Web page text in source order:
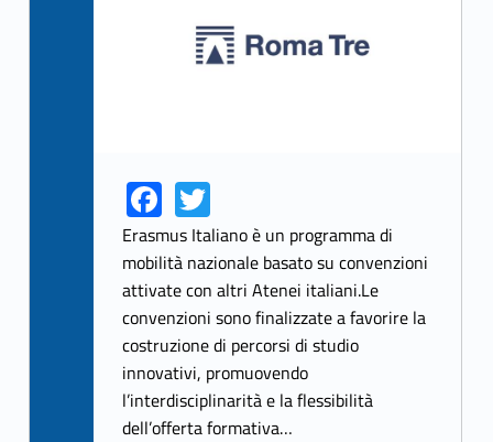
Link identifier share facebook archive #share-link-archive-42239Fa
ce
b
o
o
k
Link identifier share twitter archive #share-link-archive-49277T
w
itt
er
Erasmus Italiano è un programma di
mobilità nazionale basato su convenzioni
attivate con altri Atenei italiani.Le
convenzioni sono finalizzate a favorire la
costruzione di percorsi di studio
innovativi, promuovendo
l’interdisciplinarità e la flessibilità
dell’offerta formativa…